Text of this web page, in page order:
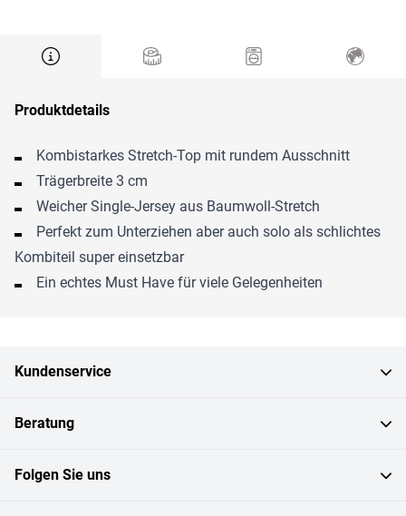
Produktdetails
Kombistarkes Stretch-Top mit rundem Ausschnitt
Trägerbreite 3 cm
Weicher Single-Jersey aus Baumwoll-Stretch
Perfekt zum Unterziehen aber auch solo als schlichtes
Kombiteil super einsetzbar
Ein echtes Must Have für viele Gelegenheiten
Kundenservice
Beratung
Folgen Sie uns